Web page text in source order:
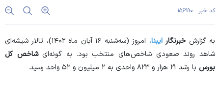
کد خبر : ۱۵۶۹۹۰
به گزارش خبرنگارایبنا،
امروز (سه‌شنبه ۱۶ آبان ماه ۱۴۰۲)، تالار شیشه‌ای
شاهد روند صعودی شاخص‌های منتخب بود. به گونه‌ایشاخص کل
بورس با رشد ۲۱ هزار و ۸۲۳ واحدی به ۲ میلیون و ۵۲ واحد رسید.